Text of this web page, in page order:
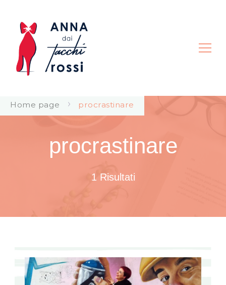
Anna dai Tacchi Rossi |
Consapevolezza Corporea
Home page procrastinare
procrastinare
1 Risultati